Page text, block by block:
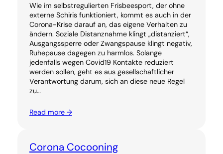
Wie im selbstregulierten Frisbeesport, der ohne
externe Schiris funktioniert, kommt es auch in der
Corona-Krise darauf an, das eigene Verhalten zu
ändern. Soziale Distanznahme klingt „distanziert“,
Ausgangssperre oder Zwangspause klingt negativ,
Ruhepause dagegen zu harmlos. Solange
jedenfalls wegen Covid19 Kontakte reduziert
werden sollen, geht es aus gesellschaftlicher
Verantwortung darum, sich an diese neue Regel
zu…
Read more →
Corona Cocooning